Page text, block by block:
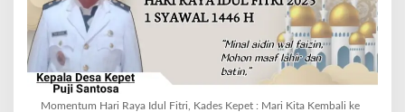
Momentum Hari Raya Idul Fitri, Kades Kepet : Mari Kita Kembali ke